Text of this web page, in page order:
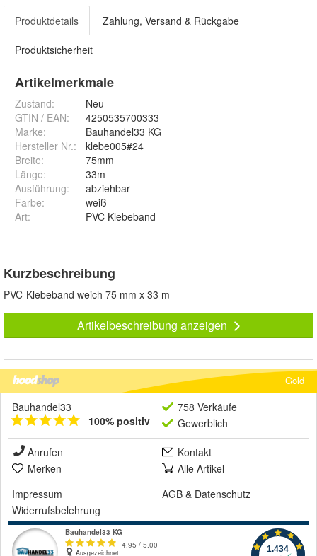
Produktdetails Zahlung, Versand & Rückgabe
Produktsicherheit
Artikelmerkmale
Zustand:
Neu
GTIN / EAN:
4250535700333
Marke:
Bauhandel33 KG
Hersteller Nr.:
klebe005#24
Breite:
75mm
Länge:
33m
Ausführung:
abziehbar
Farbe:
weiß
Art: PVC Klebeband
Kurzbeschreibung
PVC-Klebeband weich 75 mm x 33 m
Artikelbeschreibung anzeigen
Gold
Bauhandel33
100% positiv
758 Verkäufe
Gewerblich
Anrufen
Kontakt
Merken
Alle Artikel
Impressum
AGB & Datenschutz
Widerrufsbelehrung